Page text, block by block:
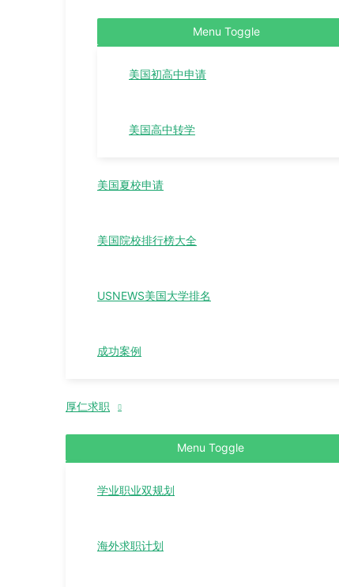
Menu Toggle
美国初高中申请
美国高中转学
美国夏校申请
美国院校排行榜大全
USNEWS美国大学排名
成功案例
厚仁求职
Menu Toggle
学业职业双规划
海外求职计划